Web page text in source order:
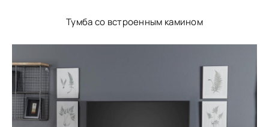
Тумба со встроенным камином